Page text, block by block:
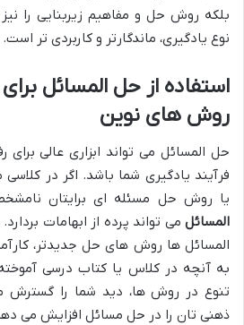
بلکه روش حل و مفاهیم زیربنایی را
نوع یادگیری، ماندگارتر و کاربردی تر است.
استفاده از حل المسائل
روش های نوین
حل المسائل می تواند ابزاری عالی برای
فرآیند یادگیری شما باشد. اگر در
یا روش حل مسئله ای برایتان
المسائل می تواند پرده از ابهامات
المسائل ها روش های حل جدیدتر،
به آنچه در کلاس یا کتاب درسی
تنوع در روش ها، دید شما را گسترش
ذهنی تان را در حل مسائل افزایش می